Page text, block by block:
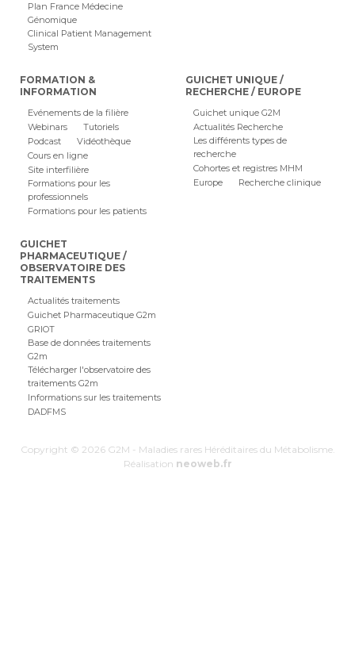
Plan France Médecine
Génomique
Clinical Patient Management
System
FORMATION &
INFORMATION
Evénements de la filière
Webinars
Tutoriels
Podcast
Vidéothèque
Cours en ligne
Site interfilière
Formations pour les
professionnels
Formations pour les patients
GUICHET UNIQUE /
RECHERCHE / EUROPE
Guichet unique G2M
Actualités Recherche
Les différents types de
recherche
Cohortes et registres MHM
Europe
Recherche clinique
GUICHET
PHARMACEUTIQUE /
OBSERVATOIRE DES
TRAITEMENTS
Actualités traitements
Guichet Pharmaceutique G2m
GRIOT
Base de données traitements
G2m
Télécharger l'observatoire des
traitements G2m
Informations sur les traitements
DADFMS
Copyright © 2026 G2M - Maladies rares Héréditaires du Métabolisme.
Réalisation neoweb.fr